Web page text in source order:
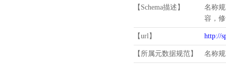
【Schema描述】
名称
容，
【url】 http://
【所属元数据规范】 名称